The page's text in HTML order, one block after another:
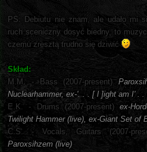
PS. Debiutu nie znam, ale udało mi
ruch sceniczny dosyć biedny, to
czemu zresztą trudno się dziwić
Skład:
M.M. - Bass (2007-present)
Nuclearhammer, ex-'. . . [ l ]ight am I' .
E.K. - Drums (2007-present) ex-
Twilight Hammer (live), ex-Giant Set of
C.S. - Vocals, Guitars (2007-
Paroxsihzem (live)